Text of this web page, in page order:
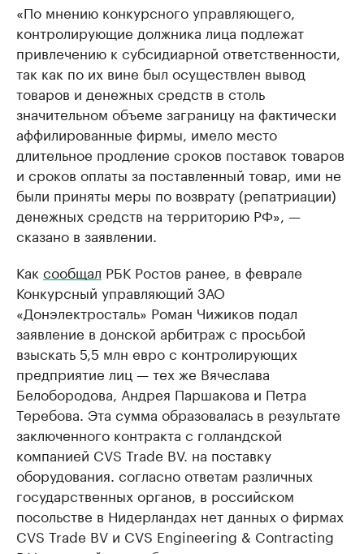
«По мнению конкурсного управляющего,
контролирующие должника лица подлежат
привлечению к субсидиарной ответственности,
так как по их вине был осуществлен вывод
товаров и денежных средств в столь
значительном объеме заграницу на фактически
аффилированные фирмы, имело место
длительное продление сроков поставок товаров
и сроков оплаты за поставленный товар, ими не
были приняты меры по возврату (репатриации)
денежных средств на территорию РФ», —
сказано в заявлении.
Как сообщал РБК Ростов ранее, в феврале
Конкурсный управляющий ЗАО
«Донэлектросталь» Роман Чижиков подал
заявление в донской арбитраж с просьбой
взыскать 5,5 млн евро с контролирующих
предприятие лиц — тех же Вячеслава
Белобородова, Андрея Паршакова и Петра
Теребова. Эта сумма образовалась в результате
заключенного контракта с голландской
компанией CVS Trade BV. на поставку
оборудования. согласно ответам различных
государственных органов, в российском
посольстве в Нидерландах нет данных о фирмах
CVS Trade BV и CVS Engineering & Contracting